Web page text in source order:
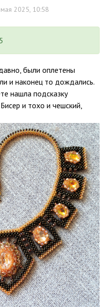
2025, 10:58
были оплетены
и наконец то дождались.
нашла подсказку
и тохо и чешский,